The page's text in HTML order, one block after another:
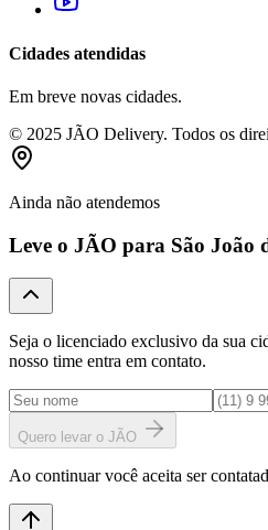
Cidades atendidas
Em breve novas cidades.
© 2025 JÃO Delivery. Todos os
Ainda não atendemos
Leve o JÃO para São João
Seja o licenciado exclusivo da sua
nosso time entra em contato.
Quero levar o JÃO
Ao continuar você aceita ser